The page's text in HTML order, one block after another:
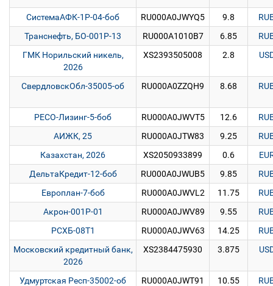
СистемаАФК-1Р-04-боб RU000A0JWYQ5 9.8
Транснефть, БО-001Р-13
RU000A1010B7 6.85
ГМК Норильский никель,
2026
XS2393505008 2.8
СвердловскОбл-35005-об RU000A0ZZQH9 8.68
РЕСО-Лизинг-5-боб RU000A0JWVT5 12.6
АИЖК, 25
RU000A0JTW83 9.25
Казахстан, 2026
XS2050933899 0.6
ДельтаКредит-12-боб
RU000A0JWUB5 9.85
Европлан-7-боб
RU000A0JWVL2 11.75
Акрон-001Р-01
RU000A0JWV89 9.55
РСХБ-08Т1
RU000A0JWV63 14.25
Московский кредитный банк,
2026
XS2384475930 3.875
Удмуртская Респ-35002-об RU000A0JWT91 10.55